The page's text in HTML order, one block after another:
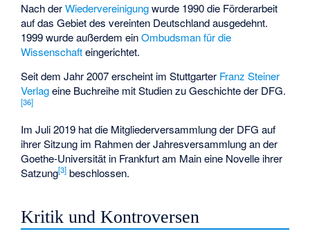
Nach derWiedervereinigungwurde 1990 die Förderarbeit
auf das Gebiet des vereinten Deutschland ausgedehnt.
1999 wurde außerdem einOmbudsman für die
Wissenschafteingerichtet.
Seit dem Jahr 2007 erscheint im Stuttgarter Franz Steiner
Verlageine Buchreihe mit Studien zu Geschichte der DFG.
[36]
Im Juli 2019 hat die Mitgliederversammlung der DFG auf
ihrer Sitzung im Rahmen der Jahresversammlung an der
Goethe-Universität in Frankfurt am Main eine Novelle ihrer
Satzung[3] beschlossen.
Kritik und Kontroversen